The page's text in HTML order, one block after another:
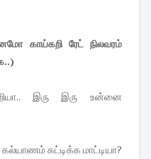
காய்கறி ரேட் நிலவரம்
இரு இரு உன்னை
கட்டிக்க மாட்டியா?